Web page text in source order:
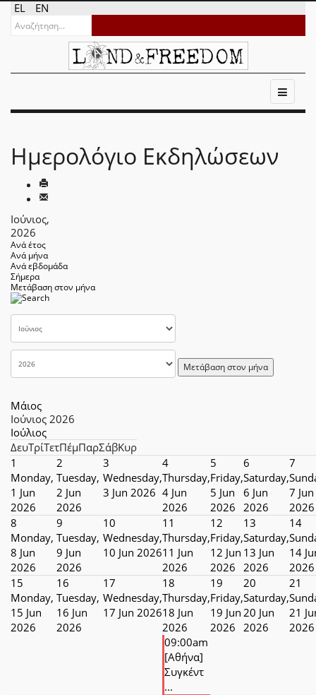
EL EN
Ημερολόγιο Εκδηλώσεων
Ιούνιος,
2026
Ανά έτος
Ανά μήνα
Ανά εβδομάδα
Σήμερα
Μετάβαση στον μήνα
Μετάβαση στον μήνα
Μάιος
Ιούνιος 2026
Ιούλιος
ΔευΤρίΤετΠέμΠαρΣάβΚυρ
1
Monday,
1 Jun
2026
2
Tuesday,
2 Jun
2026
3
Wednesday,
3 Jun 2026
4
Thursday,
4 Jun
2026
5
Friday,
5 Jun
2026
6
Saturday,
6 Jun
2026
7
7 Jun
2026
8
Monday,
8 Jun
2026
9
Tuesday,
9 Jun
2026
10
Wednesday,
10 Jun 2026
11
Thursday,
11 Jun
2026
12
Friday,
12 Jun
2026
13
Saturday,
13 Jun
2026
14
14
2026
15
Monday,
15 Jun
2026
16
Tuesday,
16 Jun
2026
17
Wednesday,
17 Jun 2026
18
Thursday,
18 Jun
2026
09:00am
[Αθήνα]
Συγκέντ
...
19
Friday,
19 Jun
2026
20
Saturday,
20 Jun
2026
21
21
2026